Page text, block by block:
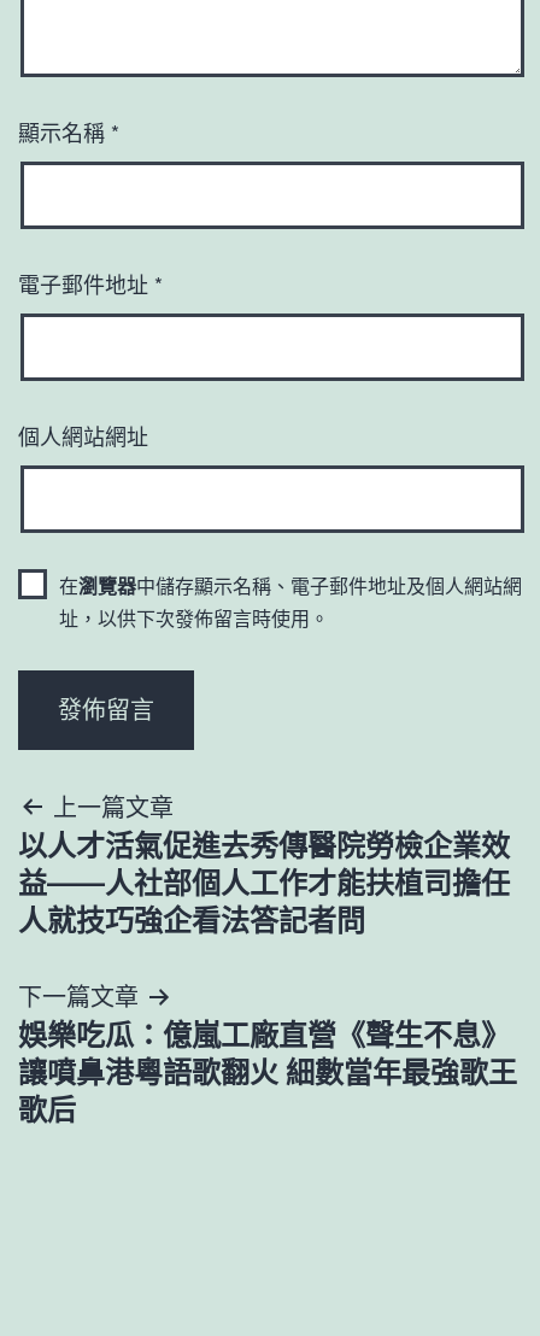
顯示名稱 *
電子郵件地址 *
個人網站網址
在瀏覽器中儲存顯示名稱、電子郵件地址及個人網站網
址，以供下次發佈留言時使用。
文
章
導
覽
上一篇文章
以人才活氣促進去秀傳醫院勞檢企業效
益——人社部個人工作才能扶植司擔任
人就技巧強企看法答記者問
下一篇文章
娛樂吃瓜：億嵐工廠直營《聲生不息》
讓噴鼻港粵語歌翻火 細數當年最強歌王
歌后